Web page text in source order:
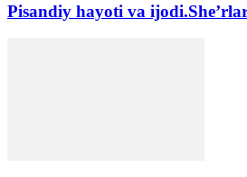
Pisandiy hayoti va